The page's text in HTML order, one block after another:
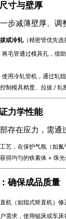
寸与壁厚
步减薄壁厚、调
或冷轧（精密管优先选
将毛管通过模具孔，借
使用冷轧管机，通过轧
制模具精度、拉拔 /
力学性能
存在应力，需通
工艺，在保护气氛（如氮
得均匀的铁素体 + 珠
确保成品质量
机（如辊式矫直机）修
需求，使用锯床或车床